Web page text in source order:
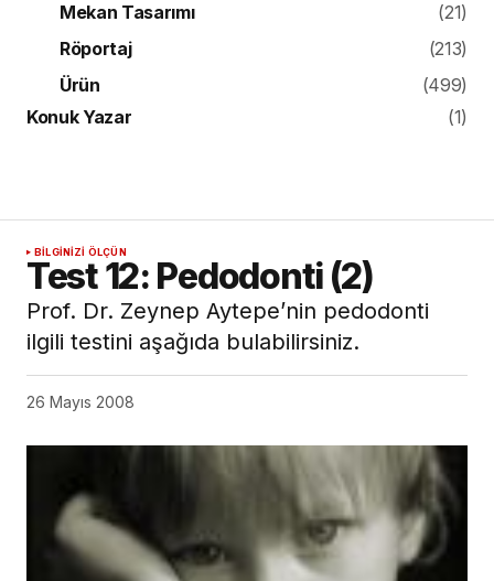
Mekan Tasarımı
(21)
Röportaj
(213)
Ürün
(499)
Konuk Yazar
(1)
BILGINIZI ÖLÇÜN
Test 12: Pedodonti (2)
Prof. Dr. Zeynep Aytepe’nin pedodonti
ilgili testini aşağıda bulabilirsiniz.
26 Mayıs 2008